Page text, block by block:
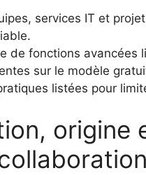
services IT et
de fonctions avancées
sur le modèle
listées pour
origine